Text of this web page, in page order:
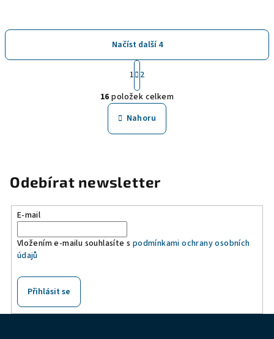
O
v
l
á
í
k
i
Načíst další 4
S
t
r
á
n
k
o
í
1 2
16 položek celkem
Nahoru
Odebírat newsletter
E-mail
Vložením e-mailu souhlasíte s podmínkami ochrany osobních
údajů
Přihlásit se